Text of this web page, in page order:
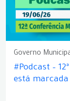
Governo
#Podcast –
está marcada